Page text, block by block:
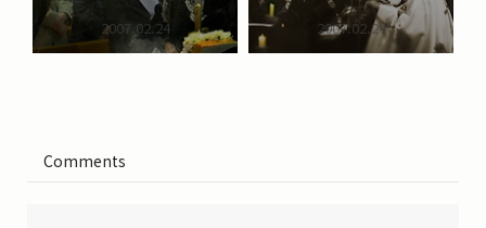
2007.02.24 2007.02.24
Comments